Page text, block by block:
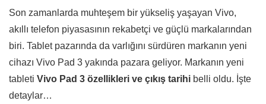
Son zamanlarda muhteşem bir yükseliş yaşayan Vivo,
akıllı telefon piyasasının rekabetçi ve güçlü markalarından
biri. Tablet pazarında da varlığını sürdüren markanın yeni
cihazı Vivo Pad 3 yakında pazara geliyor. Markanın yeni
tableti Vivo Pad 3 özellikleri ve çıkış tarihi belli oldu. İşte
detaylar…